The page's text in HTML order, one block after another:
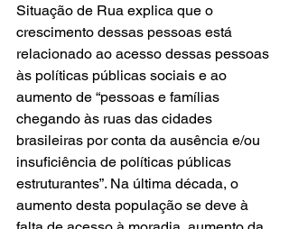
Situação de Rua explica que o
crescimento dessas pessoas está
relacionado ao acesso dessas pessoas
às políticas públicas sociais e ao
aumento de “pessoas e famílias
chegando às ruas das cidades
brasileiras por conta da ausência e/ou
insuficiência de políticas públicas
estruturantes”. Na última década, o
aumento desta população se deve à